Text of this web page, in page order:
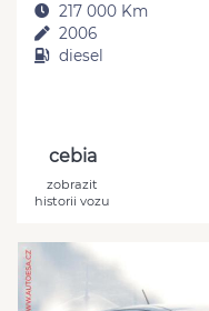
217 000 Km
2006
diesel
cebia
zobrazit
historii vozu